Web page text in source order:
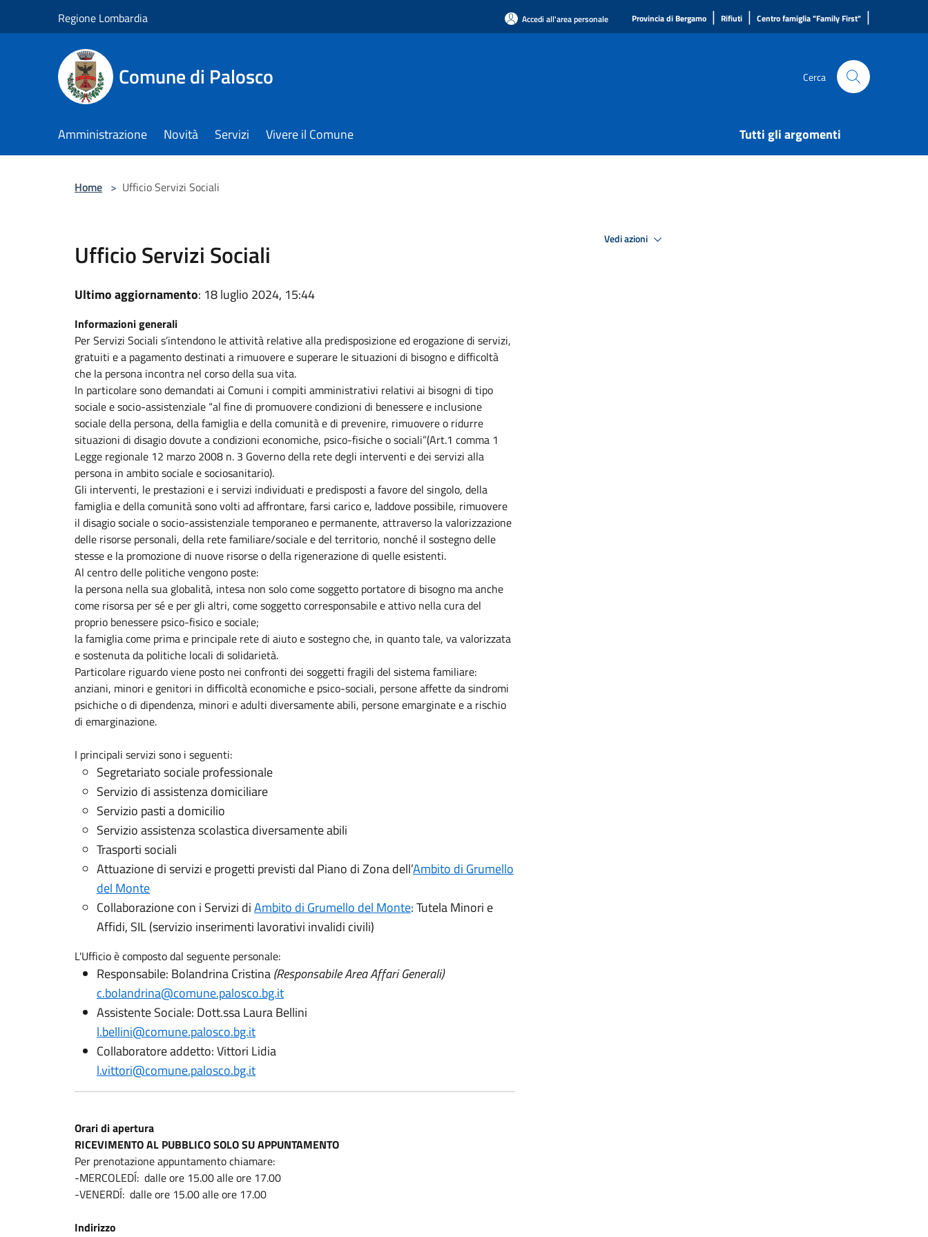
Regione Lombardia Accedi all'area personale Provincia di Bergamo | Rifiuti | Centro famiglia "Family First" |
Comune di Palosco Cerca
Amministrazione Novità Servizi Vivere il Comune Tutti gli argomenti
Home > Ufficio Servizi Sociali
Ufficio Servizi Sociali
Ultimo aggiornamento: 18 luglio 2024, 15:44
Informazioni generali
Per Servizi Sociali s’intendono le attività relative alla predisposizione ed erogazione di servizi,
gratuiti e a pagamento destinati a rimuovere e superare le situazioni di bisogno e difficoltà
che la persona incontra nel corso della sua vita.
In particolare sono demandati ai Comuni i compiti amministrativi relativi ai bisogni di tipo
sociale e socio-assistenziale “al fine di promuovere condizioni di benessere e inclusione
sociale della persona, della famiglia e della comunità e di prevenire, rimuovere o ridurre
situazioni di disagio dovute a condizioni economiche, psico-fisiche o sociali”(Art.1 comma 1
Legge regionale 12 marzo 2008 n. 3 Governo della rete degli interventi e dei servizi alla
persona in ambito sociale e sociosanitario).
Gli interventi, le prestazioni e i servizi individuati e predisposti a favore del singolo, della
famiglia e della comunità sono volti ad affrontare, farsi carico e, laddove possibile, rimuovere
il disagio sociale o socio-assistenziale temporaneo e permanente, attraverso la valorizzazione
delle risorse personali, della rete familiare/sociale e del territorio, nonché il sostegno delle
stesse e la promozione di nuove risorse o della rigenerazione di quelle esistenti.
Al centro delle politiche vengono poste:
la persona nella sua globalità, intesa non solo come soggetto portatore di bisogno ma anche
come risorsa per sé e per gli altri, come soggetto corresponsabile e attivo nella cura del
proprio benessere psico-fisico e sociale;
la famiglia come prima e principale rete di aiuto e sostegno che, in quanto tale, va valorizzata
e sostenuta da politiche locali di solidarietà.
Particolare riguardo viene posto nei confronti dei soggetti fragili del sistema familiare:
anziani, minori e genitori in difficoltà economiche e psico-sociali, persone affette da sindromi
psichiche o di dipendenza, minori e adulti diversamente abili, persone emarginate e a rischio
di emarginazione.
I principali servizi sono i seguenti:
Segretariato sociale professionale
Servizio di assistenza domiciliare
Servizio pasti a domicilio
Servizio assistenza scolastica diversamente abili
Trasporti sociali
Attuazione di servizi e progetti previsti dal Piano di Zona dell’Ambito di Grumello
del Monte
Collaborazione con i Servizi diAmbito di Grumello del Monte: Tutela Minori e
Affidi, SIL (servizio inserimenti lavorativi invalidi civili)
L'Ufficio è composto dal seguente personale:
Responsabile: Bolandrina Cristina(Responsabile Area Affari Generali)
c.bolandrina@comune.palosco.bg.it
Assistente Sociale: Dott.ssa Laura Bellini
l.bellini@comune.palosco.bg.it
Collaboratore addetto: Vittori Lidia
l.vittori@comune.palosco.bg.it
Orari di apertura
RICEVIMENTO AL PUBBLICO SOLO SU APPUNTAMENTO
Per prenotazione appuntamento chiamare:
-MERCOLEDÍ: dalle ore 15.00 alle ore 17.00
-VENERDÍ: dalle ore 15.00 alle ore 17.00
Indirizzo
Vedi azioni